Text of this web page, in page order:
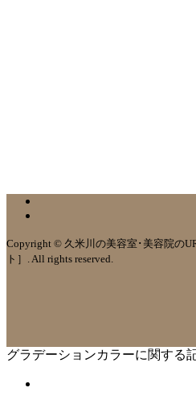
Copyright © 久米川の美容室･美容院の
ト］. All rights reserved.
グラデーションカラーに関する